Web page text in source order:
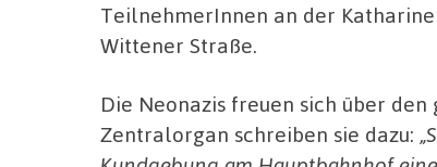
TeilnehmerInnen an der
Wittener Straße.
Die Neonazis freuen sich über
Zentralorgan schreiben sie dazu: